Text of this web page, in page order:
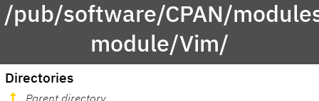
/pub/software/CPAN/
module/Vim/
Directories